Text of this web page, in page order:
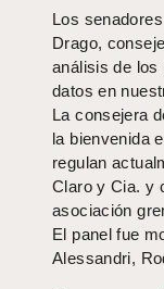
Los
Drago,
análisis de los
datos en
La consejera
la bienvenida
regulan
Claro y Cia. y
asociación
El panel fue
Alessandri,